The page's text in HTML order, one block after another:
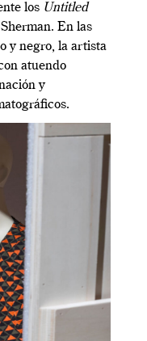
los Untitled
En las
y negro, la artista
atuendo
y